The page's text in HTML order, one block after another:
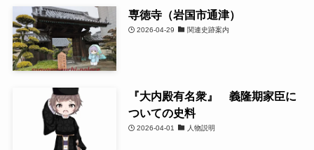
専徳寺（岩国市通津）
2026-04-29 関連史跡案内
『大内殿有名衆』 義隆期家臣に
ついての史料
2026-04-01 人物説明